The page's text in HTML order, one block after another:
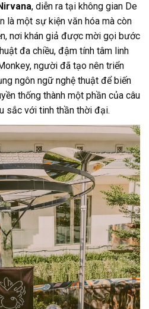
, diễn ra tại không gian De
là một sự kiện văn hóa mà còn
nơi khán giả được mời gọi bước
đa chiều, đậm tính tâm linh
người đã tạo nên triển
ngôn ngữ nghệ thuật để biến
thống thành một phần của câu
sắc với tinh thần thời đại.